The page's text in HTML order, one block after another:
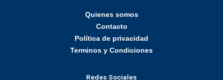
Quienes somos
Contacto
Política de privacidad
Terminos y Condiciones
Redes Sociales